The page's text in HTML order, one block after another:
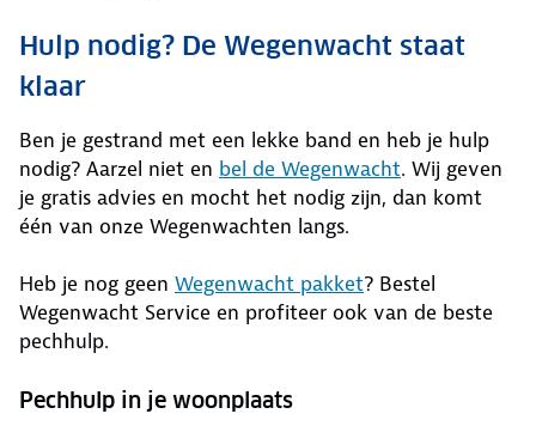
Hulp nodig? De Wegenwacht staat
klaar
Ben je gestrand met een lekke band en heb je hulp
nodig? Aarzel niet en bel de Wegenwacht. Wij geven
je gratis advies en mocht het nodig zijn, dan komt
één van onze Wegenwachten langs.
Heb je nog geen Wegenwacht pakket? Bestel
Wegenwacht Service en profiteer ook van de beste
pechhulp.
Pechhulp in je woonplaats